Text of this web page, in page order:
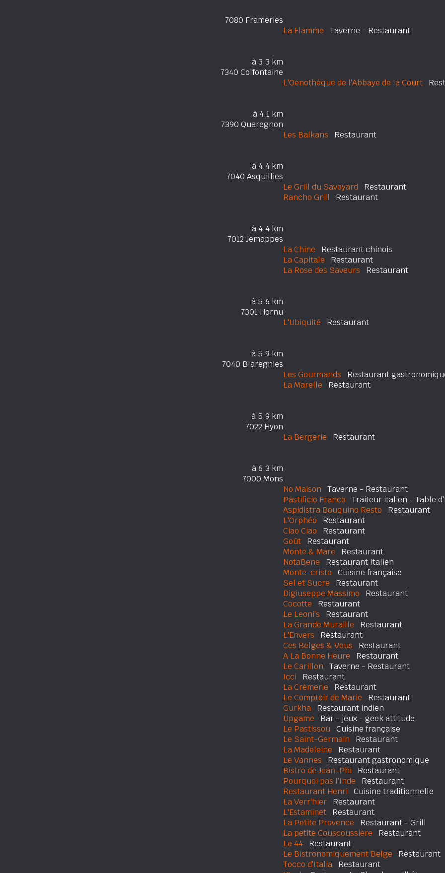
7080 Frameries
La Flamme Taverne - Restaurant
à 3.3 km
7340 Colfontaine
L'Oenothèque de l'Abbaye de la Court
à 4.1 km
7390 Quaregnon
Les Balkans Restaurant
à 4.4 km
7040 Asquillies
Le Grill du Savoyard Restaurant
Rancho Grill Restaurant
à 4.4 km
7012 Jemappes
La Chine Restaurant chinois
La Capitale Restaurant
La Rose des Saveurs Restaurant
à 5.6 km
7301 Hornu
L'Ubiquité Restaurant
à 5.9 km
7040 Blaregnies
Les Gourmands Restaurant
La Marelle Restaurant
à 5.9 km
7022 Hyon
La Bergerie Restaurant
à 6.3 km
7000 Mons
No Maison Taverne - Restaurant
Pastificio Franco Traiteur italien - Table
Aspidistra Bouquino Resto Restaurant
L'Orphéo Restaurant
Ciao Ciao Restaurant
Goût Restaurant
Monte & Mare Restaurant
NotaBene Restaurant Italien
Monte-cristo Cuisine française
Sel et Sucre Restaurant
Digiuseppe Massimo Restaurant
Cocotte Restaurant
Le Leoni's Restaurant
La Grande Muraille Restaurant
L'Envers Restaurant
Ces Belges & Vous Restaurant
A La Bonne Heure Restaurant
Le Carillon Taverne - Restaurant
Icci Restaurant
La Crèmerie Restaurant
Le Comptoir de Marie Restaurant
Gurkha Restaurant indien
Upgame Bar - jeux - geek attitude
Le Pastissou Cuisine française
Le Saint-Germain Restaurant
La Madeleine Restaurant
Le Vannes Restaurant gastronomique
Bistro de Jean-Phi Restaurant
Pourquoi pas l'Inde Restaurant
Restaurant Henri Cuisine traditionnelle
La Verr'hier Restaurant
L'Estaminet Restaurant
La Petite Provence Restaurant - Grill
La petite Couscoussière Restaurant
Le 44 Restaurant
Le Bistronomiquement Belge Restaurant
Tocco d'Italia Restaurant